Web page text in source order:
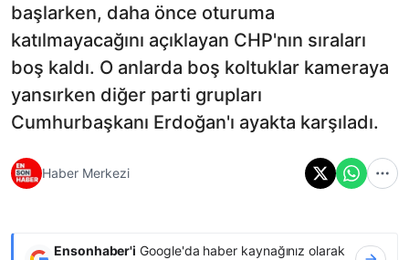
başlarken, daha önce oturuma
katılmayacağını açıklayan CHP'nın sıraları
boş kaldı. O anlarda boş koltuklar kameraya
yansırken diğer parti grupları
Cumhurbaşkanı Erdoğan'ı ayakta karşıladı.
Haber Merkezi
Ensonhaber'i Google'da haber kaynağınız olarak